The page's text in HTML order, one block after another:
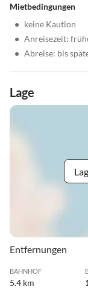
Mietbedingungen
• keine Kaution
• Anreisezeit:
• Abreise: bis
Lage
Entfernungen
BAHNHOF
5.4 km